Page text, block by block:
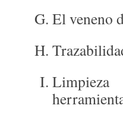
El veneno